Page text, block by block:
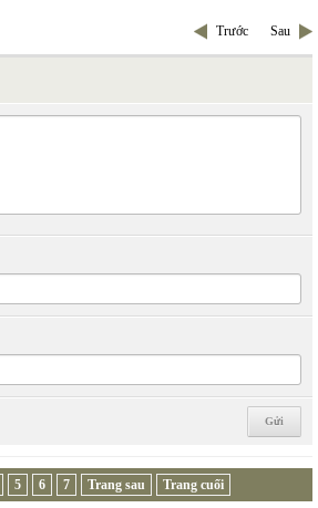
Trước Sau
5 6 7 Trang sau Trang cuối